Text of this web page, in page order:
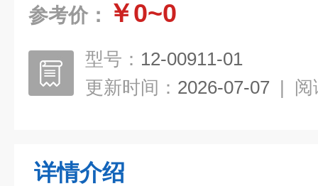
参考价： ￥0~0
型号： 12-00911-01
更新时间： 2026-07-07 | 阅
详情介绍